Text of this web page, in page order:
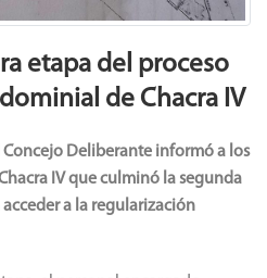
etapa del proceso
de Chacra IV
Concejo Deliberante informó a los
IV que culminó la segunda
a la regularización